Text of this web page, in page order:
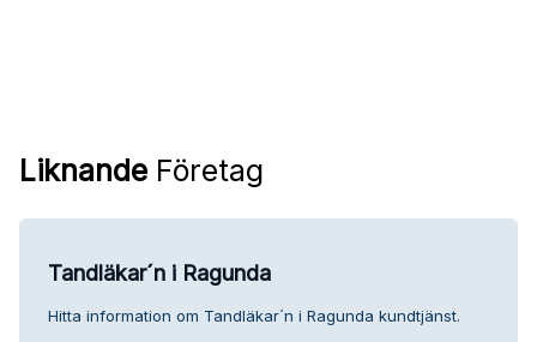
Liknande Företag
Tandläkar´n i Ragunda
Hitta information om Tandläkar´n i Ragunda kundtjänst.